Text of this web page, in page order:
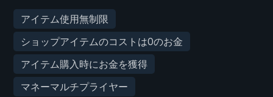
アイテム使用無制限
ショップアイテムのコストは0のお金
アイテム購入時にお金を獲得
マネーマルチプライヤー